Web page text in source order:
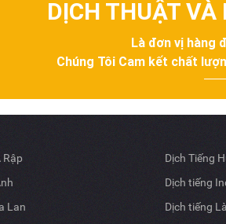
DỊCH THUẬT VÀ
Là đơn vị hàng
Chúng Tôi Cam kết chất
Rập
Lan
Dịch Tiếng
Dịch tiếng
Dịch tiếng